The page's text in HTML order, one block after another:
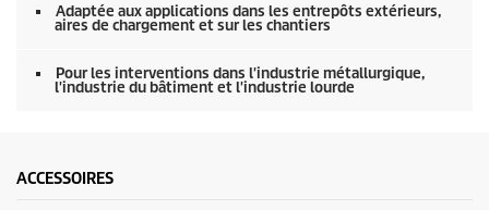
Adaptée aux applications dans les entrepôts extérieurs,
aires de chargement et sur les chantiers
Pour les interventions dans l'industrie métallurgique,
l'industrie du bâtiment et l'industrie lourde
ACCESSOIRES